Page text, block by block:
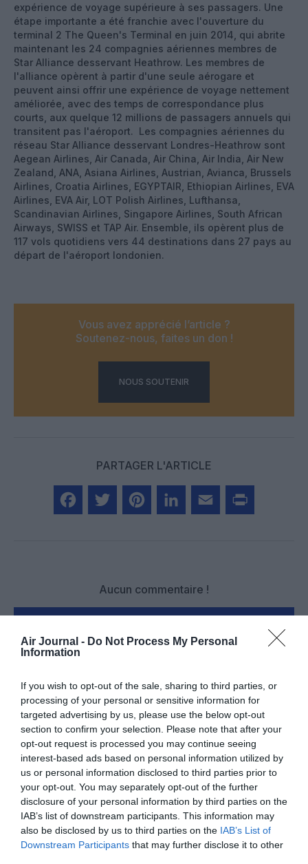
Air Journal - Do Not Process My Personal
Information
If you wish to opt-out of the sale, sharing to third parties, or
processing of your personal or sensitive information for
targeted advertising by us, please use the below opt-out
section to confirm your selection. Please note that after your
opt-out request is processed you may continue seeing
interest-based ads based on personal information utilized by
us or personal information disclosed to third parties prior to
your opt-out. You may separately opt-out of the further
disclosure of your personal information by third parties on the
IAB’s list of downstream participants. This information may
also be disclosed by us to third parties on the IAB’s List of
Downstream Participants that may further disclose it to other
expérience de voyage supérieure à ses passagers. Une
étape importante a été franchie avec l'ouverture du
terminal 2 The Queen's Terminal en juin 2014, qui abrite
maintenant les 24 compagnies aériennes membres de
Star Alliance desservant Heathrow. Les membres de
l'alliance opèrent à partir d'une seule aérogare et
peuvent ainsi offrir une expérience de voyage nettement
améliorée, avec des temps de correspondance plus
courts, aux quelque 12 millions de passagers annuels qui
transitent pas l'aéroport. Les compagnies aériennes du
réseau Star Alliance desservant Londres-Heathrow sont
Aegean Airlines, Air Canada, Air China, Air India, Air New
Zealand, ANA, Asiana Airlines, Austrian, Avianca, Brussels
Airlines, Croatia Airlines, EGYPTAIR, Ethiopian Airlines, EVA
Airlines, EVA Air, LOT Polish Airlines, Lufthansa,
Scandinavian Airlines, Singapore Airlines, South African
Airways, SWISS et TAP Air. Ensemble, ils opèrent plus de
117 vols quotidiens vers 44 destinations dans 27 pays au
départ de l'aéroport londonien.
Vous avez apprécié l’article ?
Soutenez-nous, faites un don !
NOUS SOUTENIR
PARTAGER L'ARTICLE
Aucun commentaire !
FAIRE UN DON
Appel aux lecteurs !
Soutenez Air Journal participezà son
développement !
NOUS SOUTENIR